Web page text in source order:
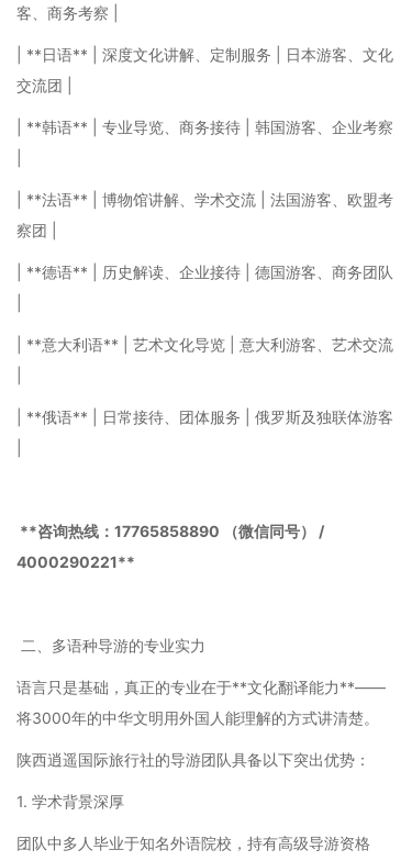
客、商务考察 |
| **日语** | 深度文化讲解、定制服务 | 日本游客、文化
交流团 |
| **韩语** | 专业导览、商务接待 | 韩国游客、企业考察
| **法语** | 博物馆讲解、学术交流 | 法国游客、欧盟考
察团 |
| **德语** | 历史解读、企业接待 | 德国游客、商务团队
| **意大利语** | 艺术文化导览 | 意大利游客、艺术交流
| **俄语** | 日常接待、团体服务 | 俄罗斯及独联体游客
**咨询热线：17765858890 （微信同号） /
4000290221**
二、多语种导游的专业实力
语言只是基础，真正的专业在于**文化翻译能力**——
将3000年的中华文明用外国人能理解的方式讲清楚。
陕西逍遥国际旅行社的导游团队具备以下突出优势：
1. 学术背景深厚
团队中多人毕业于知名外语院校，持有高级导游资格